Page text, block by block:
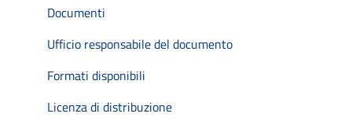
Documenti
Ufficio responsabile del documento
Formati disponibili
Licenza di distribuzione